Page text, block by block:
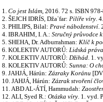
1. Co jest Islám, 2016. 72 s. ISBN
2. ŠEJCH IDRÍS, Džaʿfar: Pilíře víry.
3. PHILIPS, Bilal: Pravé náboženství.
4. IBRAHIM, I. A.: Stručný průvodce
5. SHEHA, Dr. Adburrahman: Klíč k
6. KOLEKTIV AUTORŮ: Lidská
7. KOLEKTIV AUTORŮ: Džihád. 1.
8. KOLEKTIV AUTORŮ: Sunna: O
9. JAHJÁ, Hárún: Zázraky Koránu
10. JAHJÁ, Hárún: Zázrak stvoření
11. ABD AL-ÁTÍ, Hammudah:
12. ALI, Syed R.: Otázka víry. 1. vyd.